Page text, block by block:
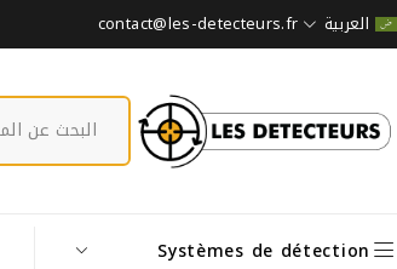
العربية contact@les-detecteurs.fr
Systèmes de détection